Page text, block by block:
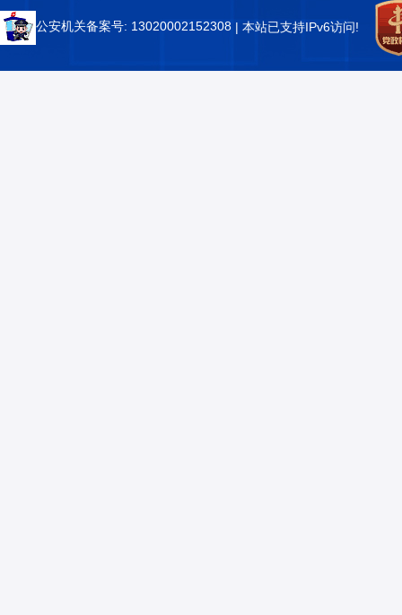
公安机关备案号: 13020002152308 | 本站已支持IPv6访问!